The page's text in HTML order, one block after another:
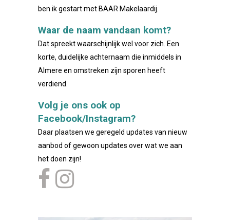
ben ik gestart met BAAR Makelaardij.
Waar de naam vandaan komt?
Dat spreekt waarschijnlijk wel voor zich. Een
korte, duidelijke achternaam die inmiddels in
Almere en omstreken zijn sporen heeft
verdiend.
Volg je ons ook op
Facebook/Instagram?
Daar plaatsen we geregeld updates van nieuw
aanbod of gewoon updates over wat we aan
het doen zijn!